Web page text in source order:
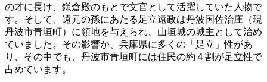
の才に長け、鎌倉殿のもとで文官として活躍していた人物で
す。そして、遠元の孫にあたる足立遠政は丹波国佐治庄（現
丹波市青垣町）に領地を与えられ、山垣城の城主として治め
ていました。その影響か、兵庫県に多くの「足立」性があ
り、その中でも、丹波市青垣町には住民の約４割が足立性で
占めています。